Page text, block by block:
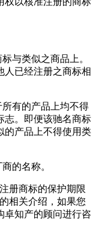
与类似之商品上。
人已经注册之商标相
有的产品上均不得
志。即便该驰名商标
的产品上不得使用类
的名称。
册商标的保护期限
相关介绍，如果您
卓知产的顾问进行咨